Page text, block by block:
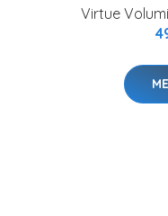
Virtue